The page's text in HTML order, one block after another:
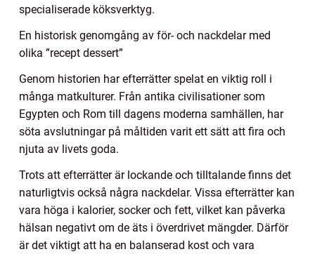
specialiserade köksverktyg.
En historisk genomgång av för- och nackdelar med
olika ”recept dessert”
Genom historien har efterrätter spelat en viktig roll i
många matkulturer. Från antika civilisationer som
Egypten och Rom till dagens moderna samhällen, har
söta avslutningar på måltiden varit ett sätt att fira och
njuta av livets goda.
Trots att efterrätter är lockande och tilltalande finns det
naturligtvis också några nackdelar. Vissa efterrätter kan
vara höga i kalorier, socker och fett, vilket kan påverka
hälsan negativt om de äts i överdrivet mängder. Därför
är det viktigt att ha en balanserad kost och vara